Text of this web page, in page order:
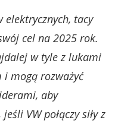
elektrycznych, tacy
cel na 2025 rok.
w tyle z lukami
mogą rozważyć
aby
VW połączy siły z